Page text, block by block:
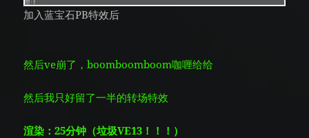
加入蓝宝石PB特效后
然后ve崩了，boomboomboom咖喱给给
然后我只好留了一半的转场特效
渲染：25分钟（垃圾VE13！！！）